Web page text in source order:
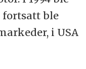
fortsatt ble
i USA